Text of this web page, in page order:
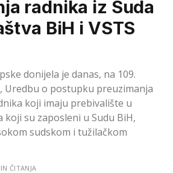
radnika iz Suda
BiH i VSTS
donijela je danas, na 109.
Uredbu o postupku preuzimanja
koji imaju prebivalište u
koji su zaposleni u Sudu BiH,
sudskom i tužilačkom
ČITANJA